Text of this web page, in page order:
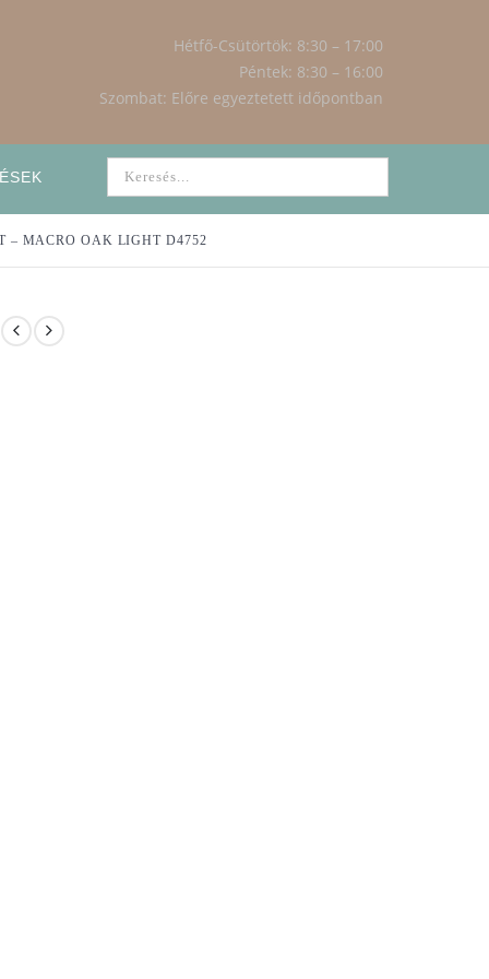
Hétfő-Csütörtök: 8:30 – 17:00
Péntek: 8:30 – 16:00
Szombat: Előre egyeztetett időpontban
– MACRO OAK LIGHT D4752